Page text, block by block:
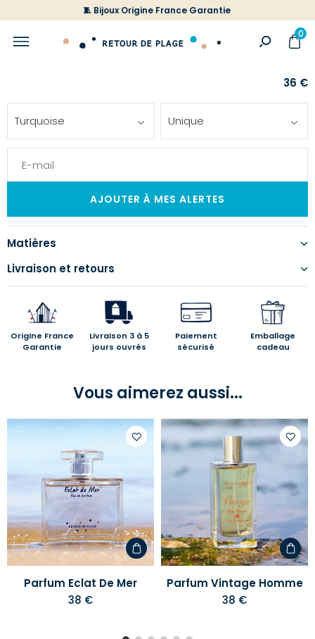
🧵 Bijoux Origine France Garantie
0
36 €
Turquoise Unique
Matières
Livraison et retours
Origine France
Garantie
Livraison 3 à 5
jours ouvrés
Paiement
sécurisé
Emballage
cadeau
Vous aimerez aussi...
Ajouter
votre
d'envies
Parfum Eclat De Mer
38 €
votre
Parfum Vintage Homme
38 €